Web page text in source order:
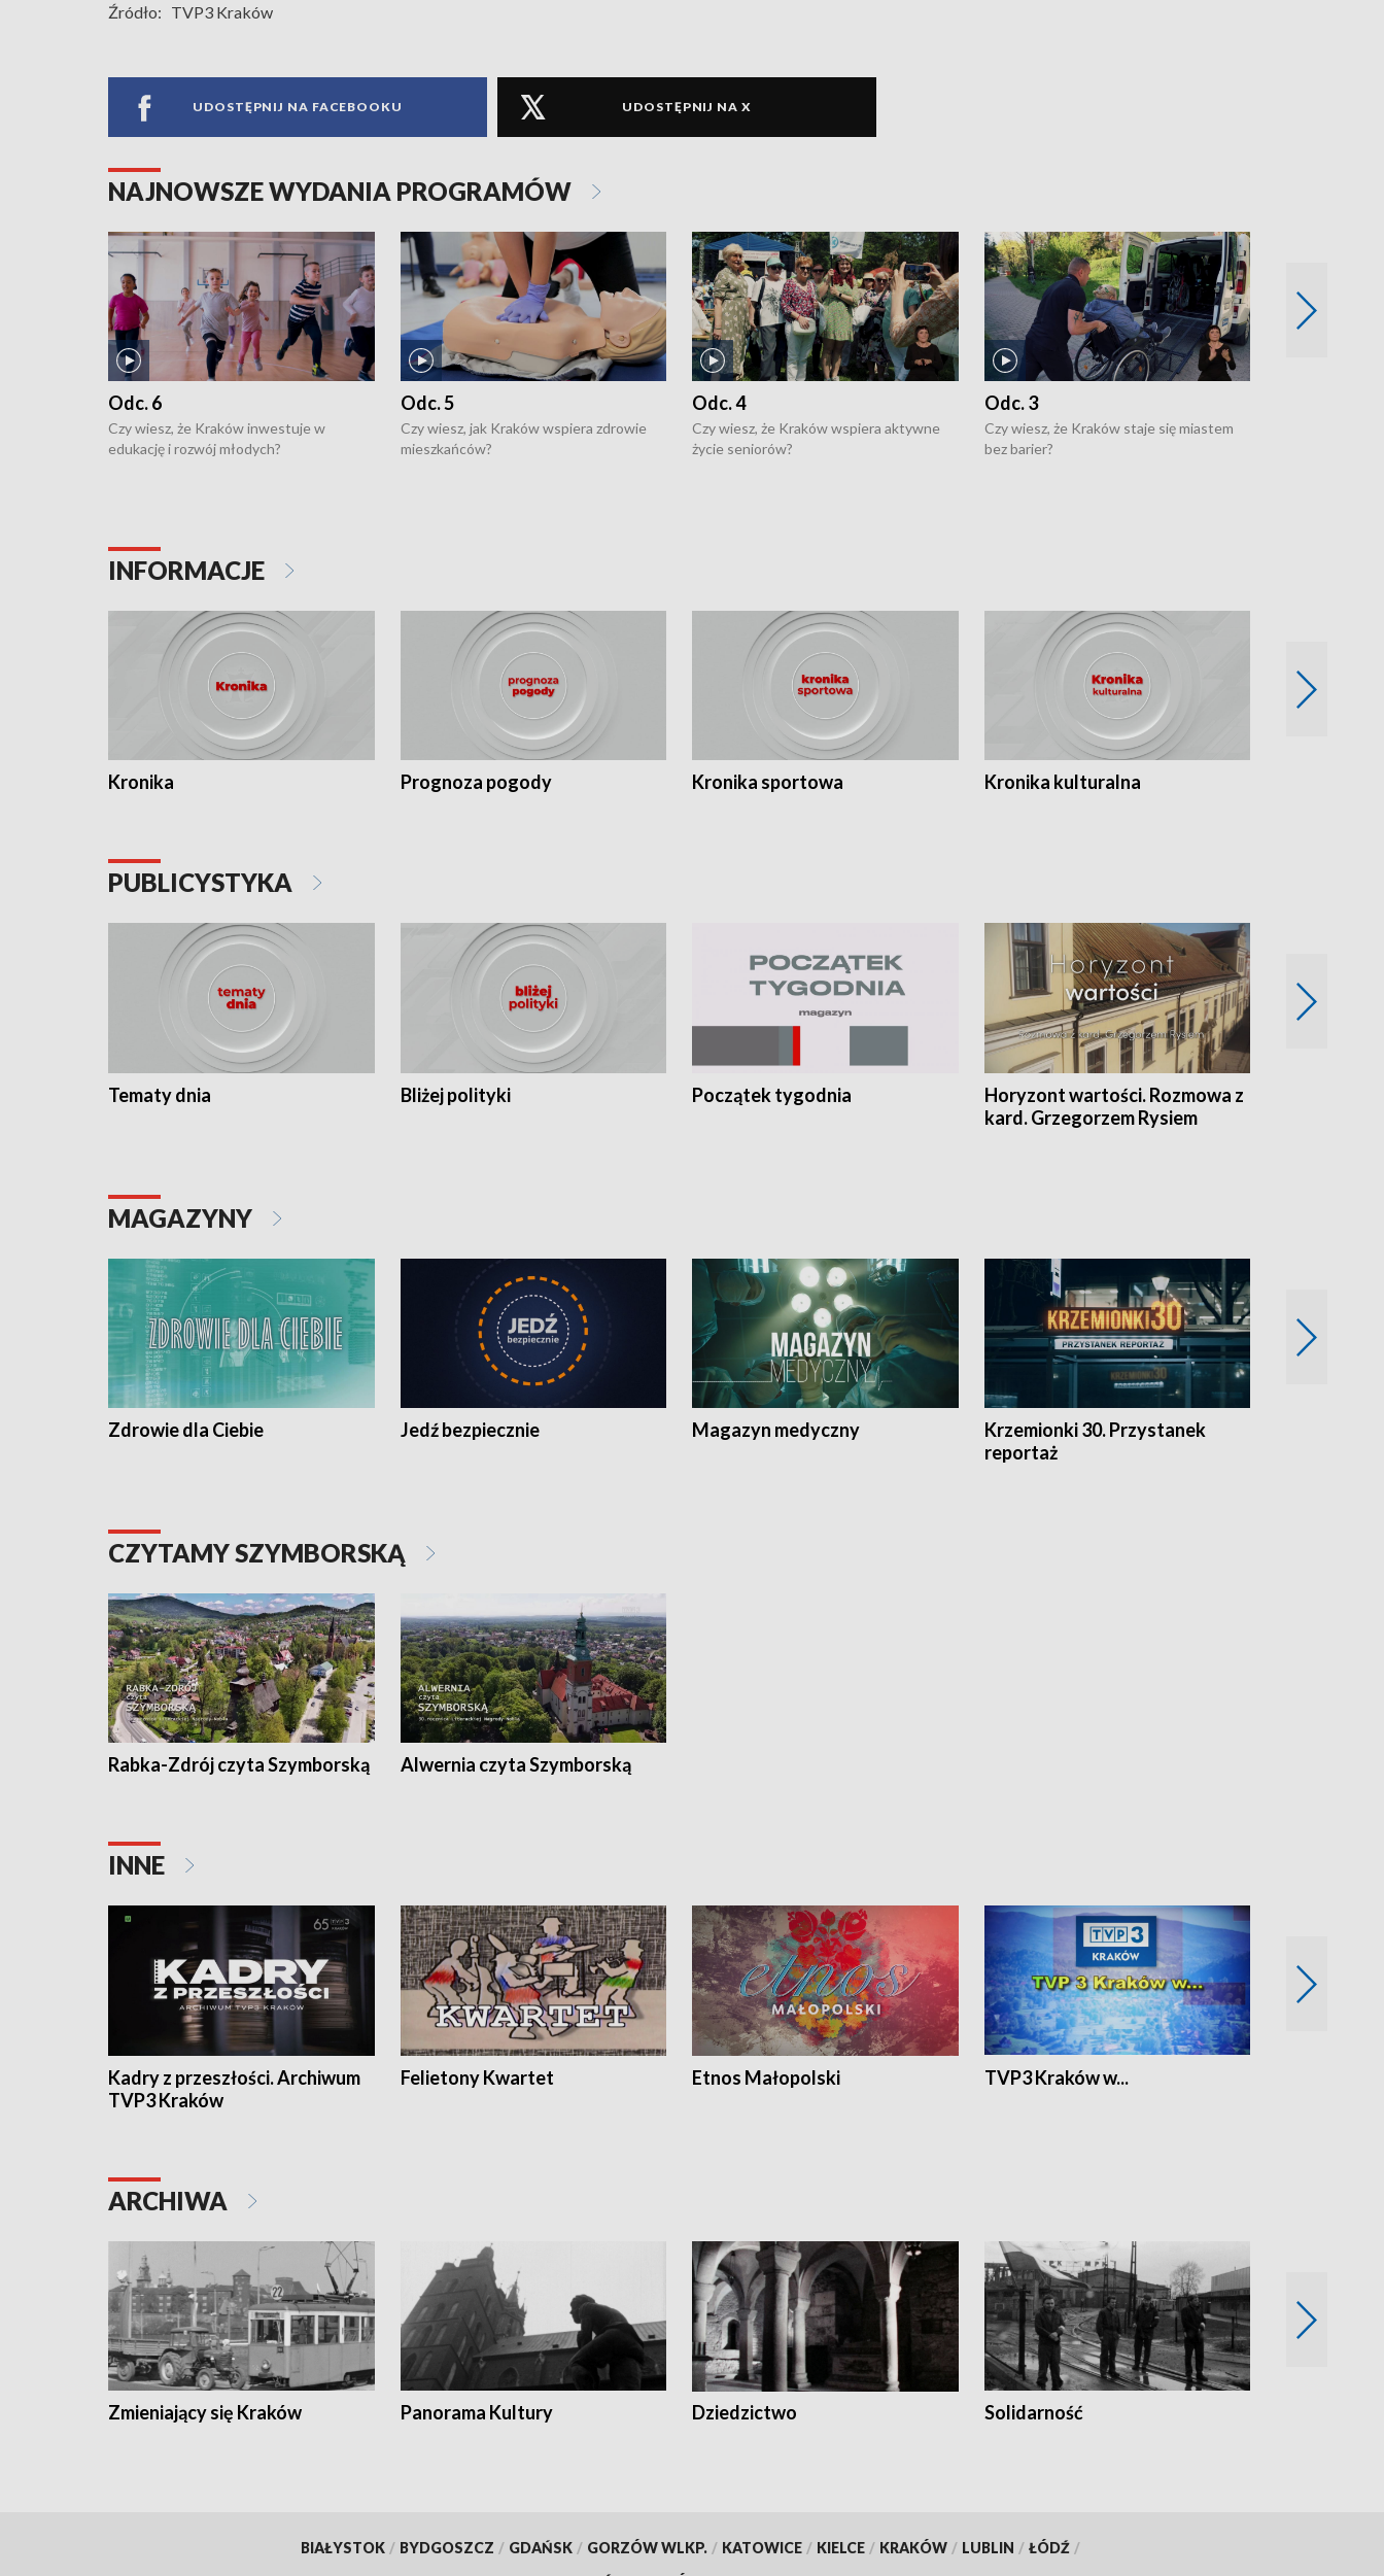
Źródło: TVP3 Kraków
UDOSTĘPNIJ NA FACEBOOKU UDOSTĘPNIJ NA X
NAJNOWSZE WYDANIA PROGRAMÓW
Odc. 6
Czy wiesz, że Kraków inwestuje w
edukację i rozwój młodych?
Odc. 5
Czy wiesz, jak Kraków wspiera zdrowie
mieszkańców?
Odc. 4
Czy wiesz, że Kraków wspiera aktywne
życie seniorów?
Odc. 3
Czy wiesz, że Kraków staje się miastem
bez barier?
INFORMACJE
Kronika Prognoza pogody Kronika sportowa Kronika kulturalna
PUBLICYSTYKA
Tematy dnia Bliżej polityki Początek tygodnia
Horyzont wartości. Rozmowa z
kard. Grzegorzem Rysiem
MAGAZYNY
Zdrowie dla Ciebie Jedź bezpiecznie Magazyn medyczny
Krzemionki 30. Przystanek
reportaż
CZYTAMY SZYMBORSKĄ
Rabka-Zdrój czyta Szymborską Alwernia czyta Szymborską
INNE
Kadry z przeszłości. Archiwum
TVP3 Kraków
Felietony Kwartet Etnos Małopolski TVP3 Kraków w...
ARCHIWA
Zmieniający się Kraków Panorama Kultury Dziedzictwo Solidarność
BIAŁYSTOK / BYDGOSZCZ / GDAŃSK / GORZÓW WLKP. / KATOWICE / KIELCE / KRAKÓW / LUBLIN / ŁÓDŹ /